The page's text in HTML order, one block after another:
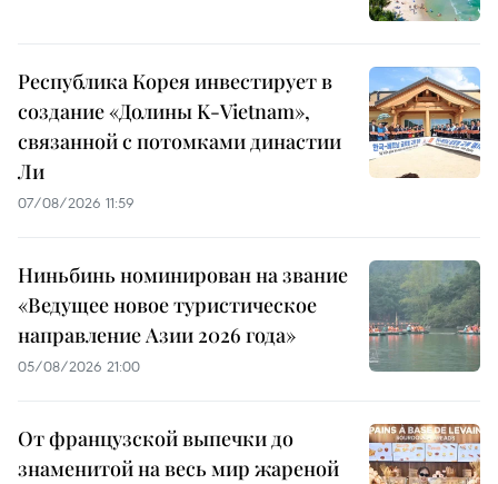
Республика Корея инвестирует в
создание «Долины K-Vietnam»,
связанной с потомками династии
Ли
07/08/2026 11:59
Ниньбинь номинирован на звание
«Ведущее новое туристическое
направление Азии 2026 года»
05/08/2026 21:00
От французской выпечки до
знаменитой на весь мир жареной